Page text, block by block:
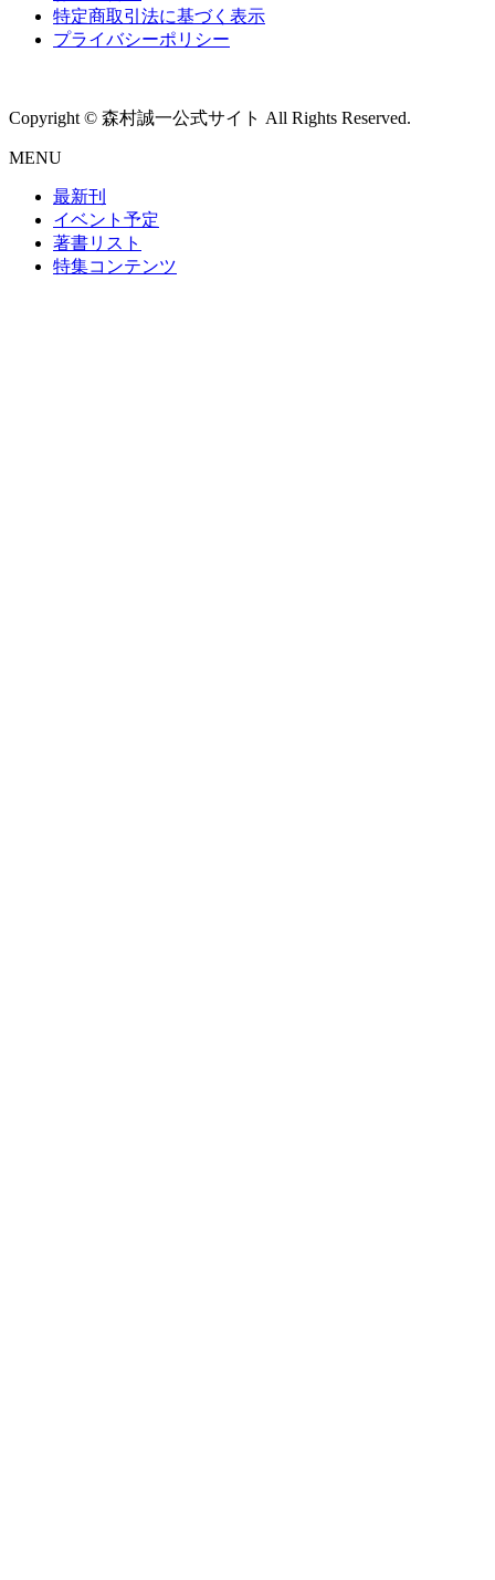
特定商取引法に基づく表示
プライバシーポリシー
Copyright © 森村誠一公式サイト All Rights Reserved.
MENU
最新刊
イベント予定
著書リスト
特集コンテンツ